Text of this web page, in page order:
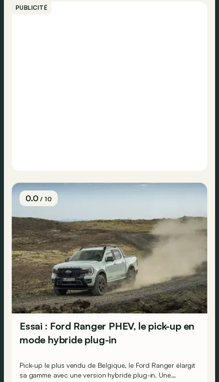
PUBLICITÉ
0.0/ 10
Essai : Ford Ranger PHEV, le pick-up en
mode hybride plug-in
Pick-up le plus vendu de Belgique, le Ford Ranger élargit
sa gamme avec une version hybride plug-in. Une